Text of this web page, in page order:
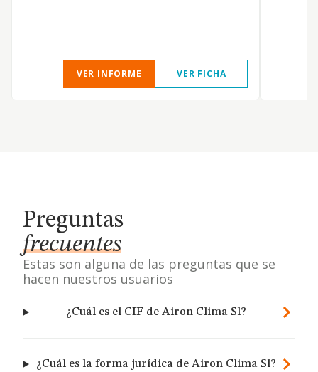
VER INFORME VER FICHA
Preguntas
frecuentes
Estas son alguna de las preguntas que se
hacen nuestros usuarios
¿Cuál es el CIF de Airon Clima Sl?
¿Cuál es la forma jurídica de Airon Clima Sl?